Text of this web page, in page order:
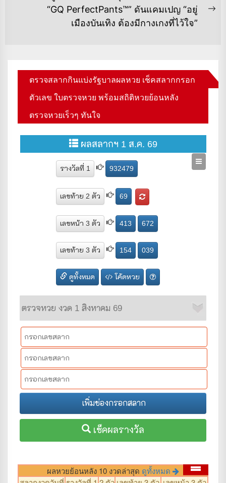
“GQ PerfectPants™” ดันแคมเปญ “อยู่
เมืองบันเทิง ต้องมีกางเกงที่ไว้ใจ”
ตรวจสลากกินแบ่งรัฐบาลผลหวย เช็คสลากกรอก
ตัวเลข ใบตรวจหวย พร้อมสถิติหวยย้อนหลัง
ตรวจหวยเร็วๆ ทันใจ